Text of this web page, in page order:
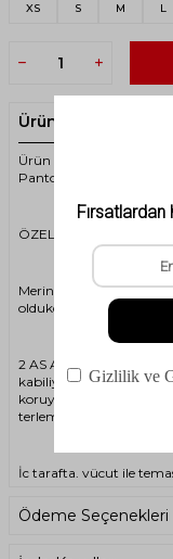
XS S M L
Ürün Açıklaması
Ürün Kodu:
Pantolon
ÖZELLİKLER
Merino yün yaklaşık
oldukça hafif ve konforlu
2 AS ARGE çalışmaları
kabiliyetinden taviz
koruyuculuğu olan,
terleme ile oluşan nemi
İç tarafta, vücut ile
Ödeme Seçenekleri